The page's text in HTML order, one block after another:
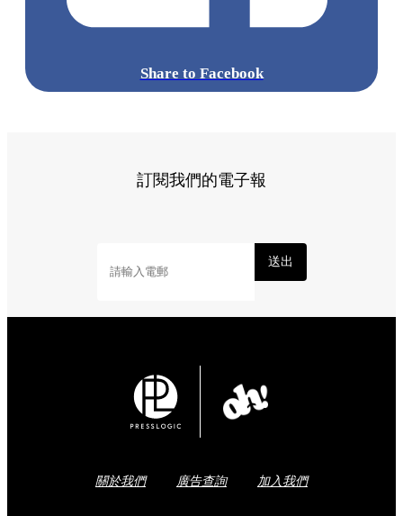
Share to Facebook
訂閱我們的電子報
送出
關於我們 廣告查詢 加入我們